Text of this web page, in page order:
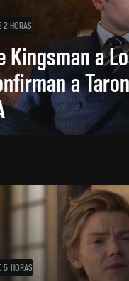
2 HORAS
Kingsman a
a
5 HORAS